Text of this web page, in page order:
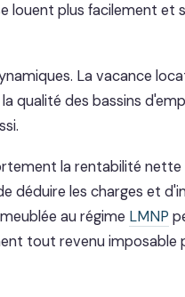
louent plus facilement et
La vacance
qualité des bassins
la rentabilité
déduire les charges et
au régime LMNP
tout revenu imposable